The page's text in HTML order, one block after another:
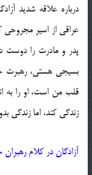
درباره علاقه شدید
عراقی از اسیر مجروحی
پدر و مادرت را دوست
بسیجی هستی، رهبرت
قلب من است، او را به
زندگی کند، اما
آزادگان در کلام رهبران